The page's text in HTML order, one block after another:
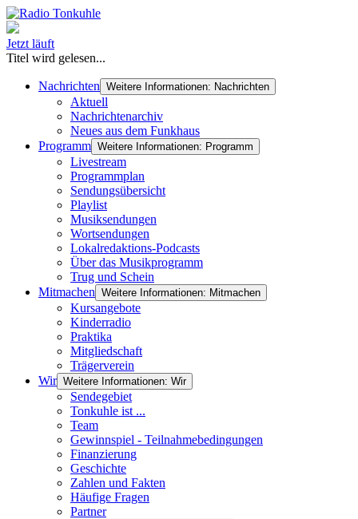
Jetzt läuft
Titel wird gelesen...
Nachrichten Weitere Informationen: Nachrichten
Aktuell
Nachrichtenarchiv
Neues aus dem Funkhaus
Programm Weitere Informationen: Programm
Livestream
Programmplan
Sendungsübersicht
Playlist
Musiksendungen
Wortsendungen
Lokalredaktions-Podcasts
Über das Musikprogramm
Trug und Schein
Mitmachen Weitere Informationen: Mitmachen
Kursangebote
Kinderradio
Praktika
Mitgliedschaft
Trägerverein
Wir Weitere Informationen: Wir
Sendegebiet
Tonkuhle ist ...
Team
Gewinnspiel - Teilnahmebedingungen
Finanzierung
Geschichte
Zahlen und Fakten
Häufige Fragen
Partner